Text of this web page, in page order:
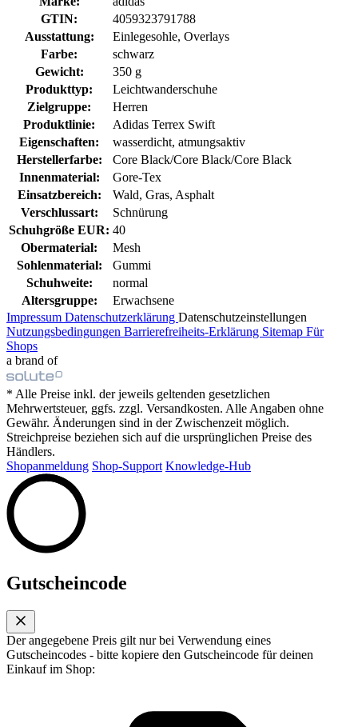
GTIN:
4059323791788
Ausstattung:
Einlegesohle, Overlays
Farbe:
schwarz
Gewicht:
350 g
Produkttyp:
Leichtwanderschuhe
Zielgruppe:
Herren
Produktlinie:
Adidas Terrex Swift
Eigenschaften:
wasserdicht, atmungsaktiv
Herstellerfarbe:
Core Black/Core Black/Core Black
Innenmaterial:
Gore-Tex
Einsatzbereich:
Wald, Gras, Asphalt
Verschlussart:
Schnürung
Schuhgröße EUR: 40
Obermaterial:
Mesh
Sohlenmaterial:
Gummi
Schuhweite:
normal
Altersgruppe:
Erwachsene
Impressum Datenschutzerklärung Datenschutzeinstellungen
Nutzungsbedingungen Barrierefreiheits-Erklärung Sitemap Für
Shops
a brand of
* Alle Preise inkl. der jeweils geltenden gesetzlichen
Mehrwertsteuer, ggfs. zzgl. Versandkosten. Alle Angaben ohne
Gewähr. Änderungen sind in der Zwischenzeit möglich.
Streichpreise beziehen sich auf die ursprünglichen Preise des
Händlers.
Shopanmeldung Shop-Support Knowledge-Hub
Gutscheincode
Der angegebene Preis gilt nur bei Verwendung eines
Gutscheincodes - bitte kopiere den Gutscheincode für deinen
Einkauf im Shop: